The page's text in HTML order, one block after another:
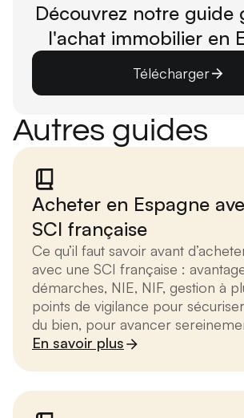
Découvrez notre guide
l'achat immobilier en
Télécharger
Autres guides
Acheter en Espagne
SCI française
Ce qu’il faut savoir avant
avec une SCI française :
démarches, NIE, NIF, gestion à
points de vigilance pour sécuriser
du bien, pour avancer
En savoir plus